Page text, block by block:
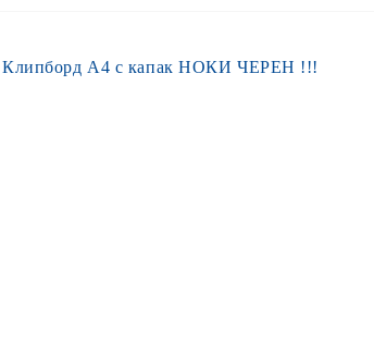
Клипборд А4 с капак НОКИ ЧЕРЕН !!!